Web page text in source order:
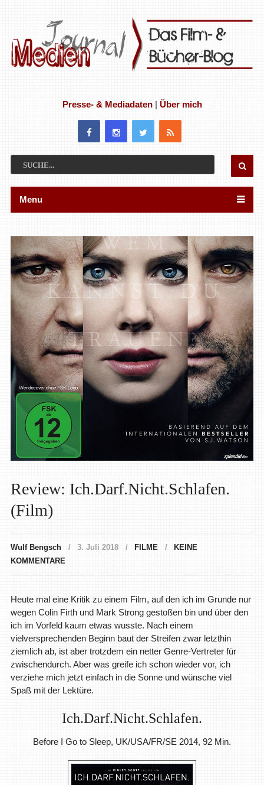
Presse- & Mediadaten| Über mich
Menu
Review: Ich.Darf.Nicht.Schlafen.
(Film)
Wulf Bengsch 3. Juli 2018 FILME
KEINE
KOMMENTARE
Heute mal eine Kritik zu einem Film, auf den ich im Grunde nur
wegen Colin Firth und Mark Strong gestoßen bin und über den
ich im Vorfeld kaum etwas wusste. Nach einem
vielversprechenden Beginn baut der Streifen zwar letzthin
ziemlich ab, ist aber trotzdem ein netter Genre-Vertreter für
zwischendurch. Aber was greife ich schon wieder vor, ich
verziehe mich jetzt einfach in die Sonne und wünsche viel
Spaß mit der Lektüre.
Ich.Darf.Nicht.Schlafen.
Before I Go to Sleep, UK/USA/FR/SE 2014, 92 Min.